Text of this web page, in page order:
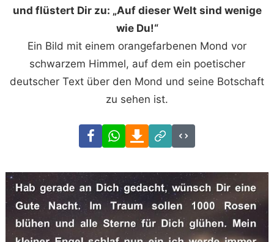
und flüstert Dir zu: „Auf dieser Welt sind wenige
wie Du!“
Ein Bild mit einem orangefarbenen Mond vor
schwarzem Himmel, auf dem ein poetischer
deutscher Text über den Mond und seine Botschaft
zu sehen ist.
FacebookWhatsAppDownload
Link
Code